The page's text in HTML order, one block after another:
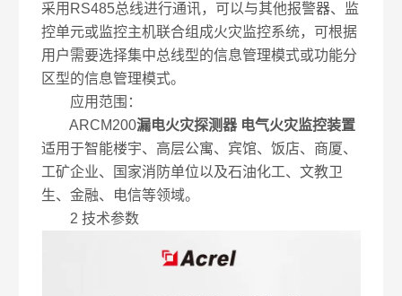
采用RS485总线进行通讯，可以与其他报警器、监
控单元或监控主机联合组成火灾监控系统，可根据
用户需要选择集中总线型的信息管理模式或功能分
区型的信息管理模式。
应用范围：
ARCM200漏电火灾探测器 电气火灾监控装置
适用于智能楼宇、高层公寓、宾馆、饭店、商厦、
工矿企业、国家消防单位以及石油化工、文教卫
生、金融、电信等领域。
2 技术参数